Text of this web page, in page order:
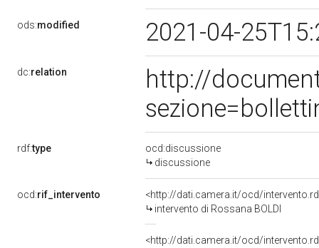
ods:modified 2021-04-
dc:relation
http://
rdf:type
ocd:discussione
discussione
ocd:rif_intervento
<http://dati.camera.it/ocd/
intervento di Rossana BOLDI
<http://dati.camera.it/ocd/